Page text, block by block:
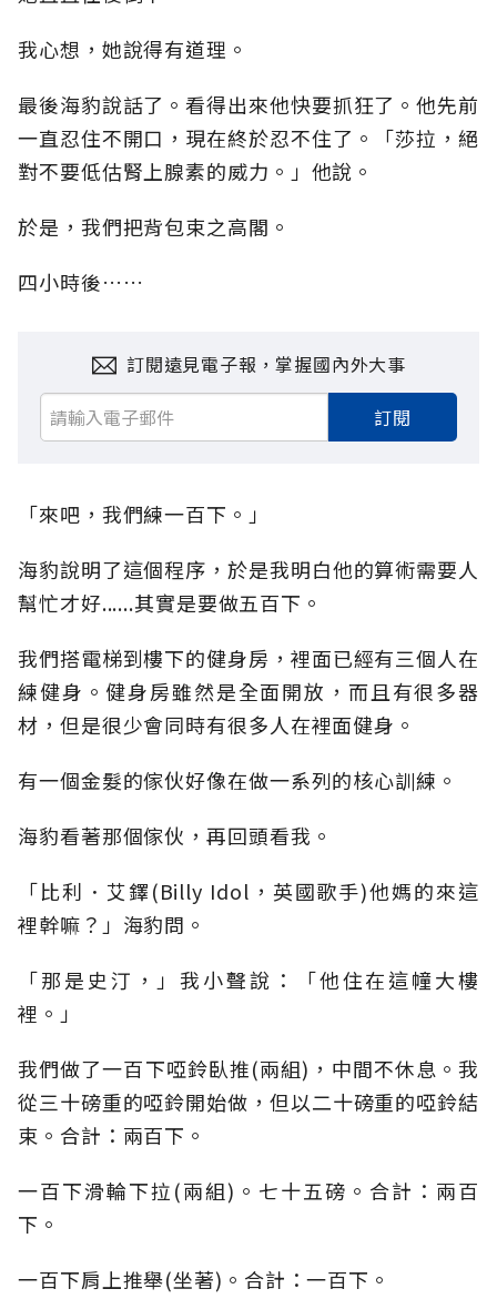
我心想，她說得有道理。
最後海豹說話了。看得出來他快要抓狂了。他先前
一直忍住不開口，現在終於忍不住了。「莎拉，絕
對不要低估腎上腺素的威力。」他說。
於是，我們把背包束之高閣。
四小時後……
訂閱遠見電子報，掌握國內外大事
訂閱
「來吧，我們練一百下。」
海豹說明了這個程序，於是我明白他的算術需要人
幫忙才好......其實是要做五百下。
我們搭電梯到樓下的健身房，裡面已經有三個人在
練健身。健身房雖然是全面開放，而且有很多器
材，但是很少會同時有很多人在裡面健身。
有一個金髮的傢伙好像在做一系列的核心訓練。
海豹看著那個傢伙，再回頭看我。
「比利．艾鐸(Billy Idol，英國歌手)他媽的來這
裡幹嘛？」海豹問。
「那是史汀，」我小聲說：「他住在這幢大樓
裡。」
我們做了一百下啞鈴臥推(兩組)，中間不休息。我
從三十磅重的啞鈴開始做，但以二十磅重的啞鈴結
束。合計：兩百下。
一百下滑輪下拉(兩組)。七十五磅。合計：兩百
下。
一百下肩上推舉(坐著)。合計：一百下。